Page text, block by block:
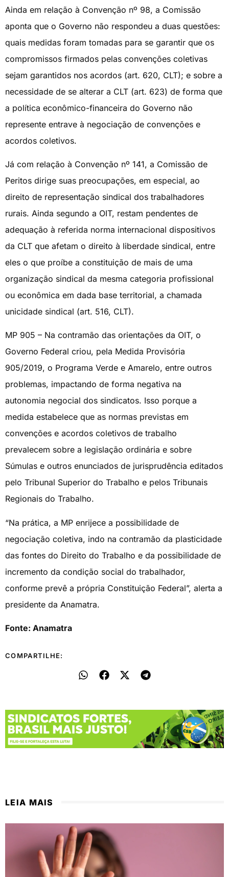
Ainda em relação à Convenção nº 98, a Comissão
aponta que o Governo não respondeu a duas questões:
quais medidas foram tomadas para se garantir que os
compromissos firmados pelas convenções coletivas
sejam garantidos nos acordos (art. 620, CLT); e sobre a
necessidade de se alterar a CLT (art. 623) de forma que
a política econômico-financeira do Governo não
represente entrave à negociação de convenções e
acordos coletivos.
Já com relação à Convenção nº 141, a Comissão de
Peritos dirige suas preocupações, em especial, ao
direito de representação sindical dos trabalhadores
rurais. Ainda segundo a OIT, restam pendentes de
adequação à referida norma internacional dispositivos
da CLT que afetam o direito à liberdade sindical, entre
eles o que proíbe a constituição de mais de uma
organização sindical da mesma categoria profissional
ou econômica em dada base territorial, a chamada
unicidade sindical (art. 516, CLT).
MP 905 – Na contramão das orientações da OIT, o
Governo Federal criou, pela Medida Provisória
905/2019, o Programa Verde e Amarelo, entre outros
problemas, impactando de forma negativa na
autonomia negocial dos sindicatos. Isso porque a
medida estabelece que as normas previstas em
convenções e acordos coletivos de trabalho
prevalecem sobre a legislação ordinária e sobre
Súmulas e outros enunciados de jurisprudência editados
pelo Tribunal Superior do Trabalho e pelos Tribunais
Regionais do Trabalho.
“Na prática, a MP enrijece a possibilidade de
negociação coletiva, indo na contramão da plasticidade
das fontes do Direito do Trabalho e da possibilidade de
incremento da condição social do trabalhador,
conforme prevê a própria Constituição Federal”, alerta a
presidente da Anamatra.
Fonte: Anamatra
COMPARTILHE:
LEIA MAIS